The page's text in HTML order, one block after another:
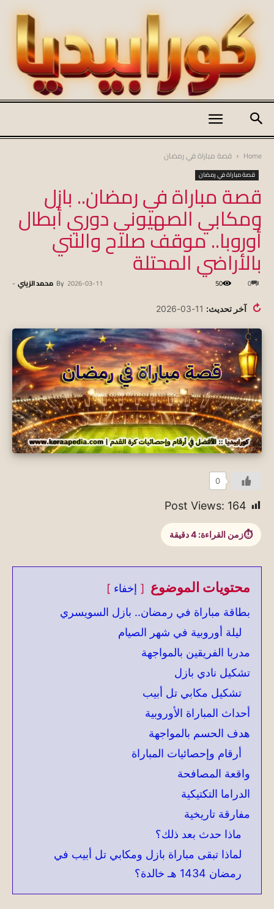
koraapedia
Home قصة مباراة في رمضان
قصة مباراة في رمضان
قصة مباراة في رمضان.. بازل
ومكابي الصهيوني دوري أبطال
أوروبا.. موقف صلاح والنني
بالأراضي المحتلة
By محمد الزيني - 2026-03-11 0
50
↻ آخر تحديث: 11-03-2026
0
Post Views: 164
زمن القراءة: 4دقيقة
محتويات الموضوع
إخفاء
بطاقة مباراة في رمضان.. بازل السويسري
ليلة أوروبية في شهر الصيام
مدربا الفريقين بالمواجهة
تشكيل نادي بازل
تشكيل مكابي تل أبيب
أحداث المباراة الأوروبية
هدف الحسم بالمواجهة
أرقام وإحصائيات المباراة
واقعة المصافحة
الدراما التكتيكية
مفارقة تاريخية
ماذا حدث بعد ذلك؟
لماذا تبقى مباراة بازل ومكابي تل أبيب في
رمضان 1434 هـ خالدة؟